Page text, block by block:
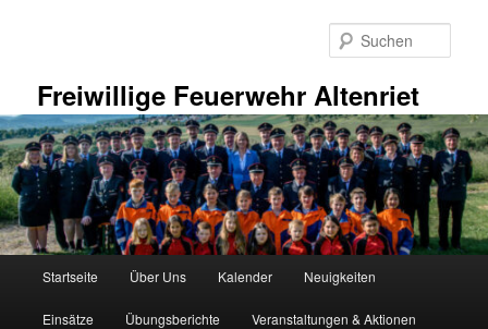
Freiwillige Feuerwehr Altenriet
Startseite Über Uns Kalender Neuigkeiten
Einsätze Übungsberichte Veranstaltungen & Aktionen